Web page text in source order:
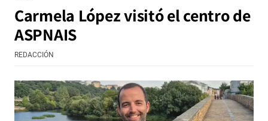
Carmela López visitó el centro de
ASPNAIS
REDACCIÓN